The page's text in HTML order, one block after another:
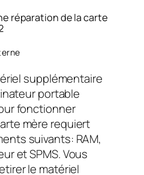
réparation de la carte
supplémentaire
portable
fonctionner
mère requiert
suivants: RAM,
et SPMS. Vous
le matériel